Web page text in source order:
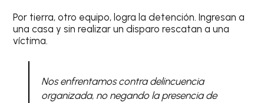
Por tierra, otro equipo, logra la detención. Ingresan a
una casa y sin realizar un disparo rescatan a una
víctima.
Nos enfrentamos contra delincuencia
organizada, no negando la presencia de